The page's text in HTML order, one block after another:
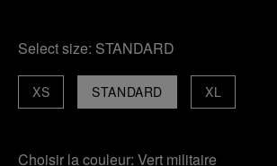
Select size: STANDARD
STANDARD XL
XS
Choisir la couleur: Vert militaire